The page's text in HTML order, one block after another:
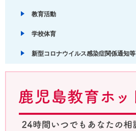
教育活動
学校体育
新型コロナウイルス感染症関係通知等